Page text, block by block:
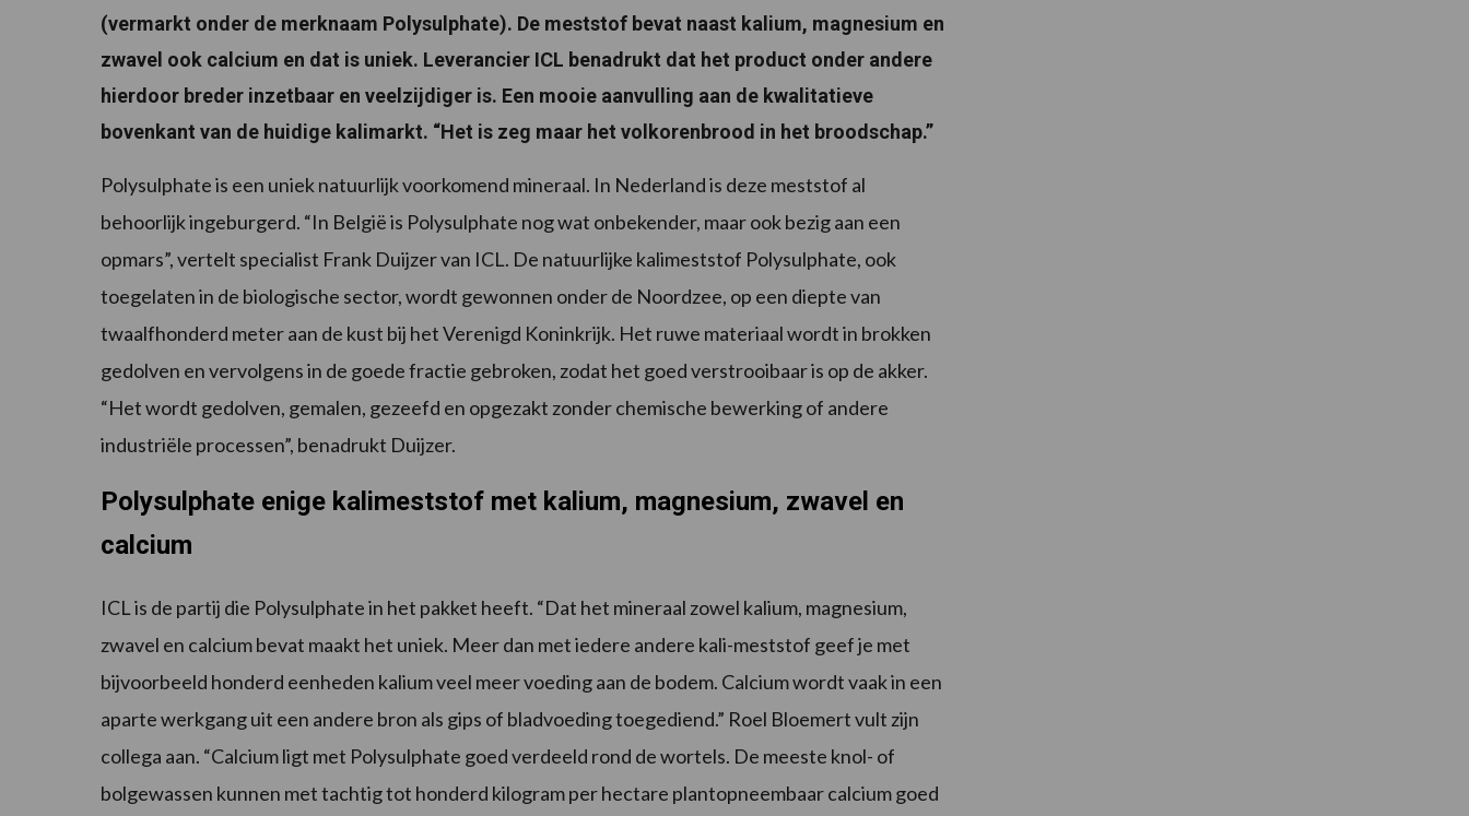
(vermarkt onder de merknaam Polysulphate). De meststof bevat naast kalium, magnesium en
zwavel ook calcium en dat is uniek. Leverancier ICL benadrukt dat het product onder andere
hierdoor breder inzetbaar en veelzijdiger is. Een mooie aanvulling aan de kwalitatieve
bovenkant van de huidige kalimarkt. “Het is zeg maar het volkorenbrood in het broodschap.”
Polysulphate is een uniek natuurlijk voorkomend mineraal. In Nederland is deze meststof al
behoorlijk ingeburgerd. “In België is Polysulphate nog wat onbekender, maar ook bezig aan een
opmars”, vertelt specialist Frank Duijzer van ICL. De natuurlijke kalimeststof Polysulphate, ook
toegelaten in de biologische sector, wordt gewonnen onder de Noordzee, op een diepte van
twaalfhonderd meter aan de kust bij het Verenigd Koninkrijk. Het ruwe materiaal wordt in brokken
gedolven en vervolgens in de goede fractie gebroken, zodat het goed verstrooibaar is op de akker.
“Het wordt gedolven, gemalen, gezeefd en opgezakt zonder chemische bewerking of andere
industriële processen”, benadrukt Duijzer.
Polysulphate enige kalimeststof met kalium, magnesium, zwavel en
calcium
ICL is de partij die Polysulphate in het pakket heeft. “Dat het mineraal zowel kalium, magnesium,
zwavel en calcium bevat maakt het uniek. Meer dan met iedere andere kali-meststof geef je met
bijvoorbeeld honderd eenheden kalium veel meer voeding aan de bodem. Calcium wordt vaak in een
aparte werkgang uit een andere bron als gips of bladvoeding toegediend.” Roel Bloemert vult zijn
collega aan. “Calcium ligt met Polysulphate goed verdeeld rond de wortels. De meeste knol- of
bolgewassen kunnen met tachtig tot honderd kilogram per hectare plantopneembaar calcium goed